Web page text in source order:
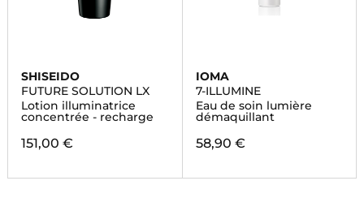
SHISEIDO
FUTURE SOLUTION LX
Lotion illuminatrice
concentrée - recharge
151,00 €
IOMA
7-ILLUMINE
Eau de soin lumière
démaquillant
58,90 €